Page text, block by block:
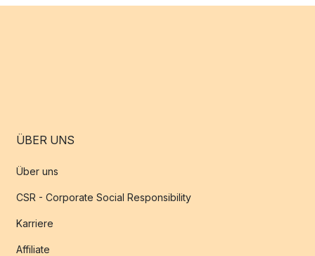
ÜBER UNS
Über uns
CSR - Corporate Social Responsibility
Karriere
Affiliate